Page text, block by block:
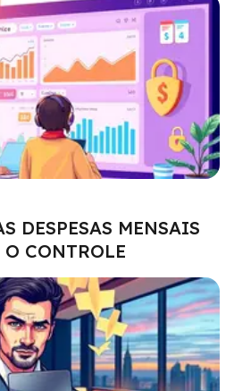
DESPESAS MENSAIS
CONTROLE